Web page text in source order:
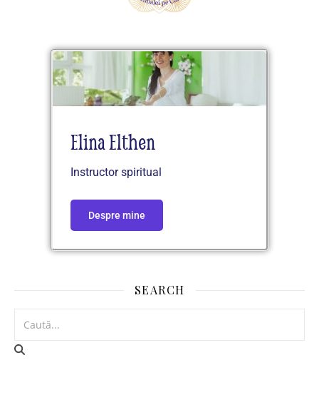
Elina Elthen
Instructor spiritual
Despre mine
SEARCH